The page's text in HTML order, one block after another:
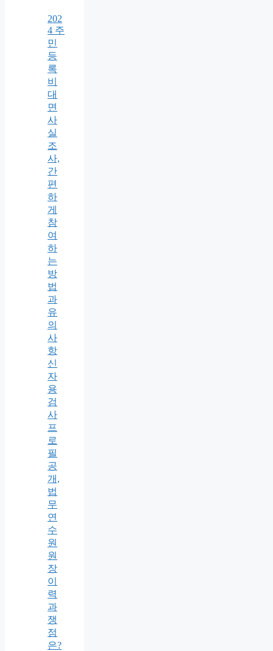
202
4 주
민
등
록
비
대
면
사
실
조
사,
간
편
하
게
참
여
하
는
방
법
과
유
의
사
항
신
자
용
검
사
프
로
필
공
개,
법
무
연
수
원
원
장
이
력
과
쟁
점
은?